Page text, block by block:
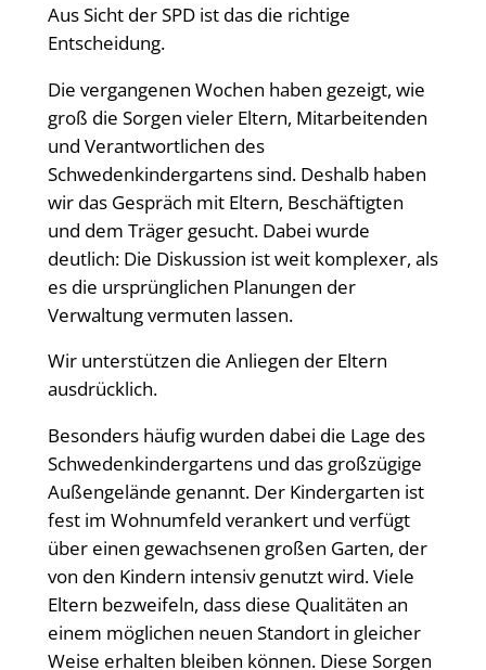
Aus Sicht der SPD ist das die richtige
Entscheidung.
Die vergangenen Wochen haben gezeigt, wie
groß die Sorgen vieler Eltern, Mitarbeitenden
und Verantwortlichen des
Schwedenkindergartens sind. Deshalb haben
wir das Gespräch mit Eltern, Beschäftigten
und dem Träger gesucht. Dabei wurde
deutlich: Die Diskussion ist weit komplexer, als
es die ursprünglichen Planungen der
Verwaltung vermuten lassen.
Wir unterstützen die Anliegen der Eltern
ausdrücklich.
Besonders häufig wurden dabei die Lage des
Schwedenkindergartens und das großzügige
Außengelände genannt. Der Kindergarten ist
fest im Wohnumfeld verankert und verfügt
über einen gewachsenen großen Garten, der
von den Kindern intensiv genutzt wird. Viele
Eltern bezweifeln, dass diese Qualitäten an
einem möglichen neuen Standort in gleicher
Weise erhalten bleiben können. Diese Sorgen